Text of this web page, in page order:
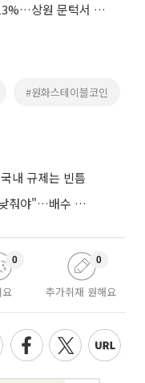
美 클래리티 법안 연내 통과 가능성 13%…상원 문턱서 제동
#원화스테이블코인
내 규제는 빈틈
與 "단일종목 레버리지 ETF 상품성 낮춰야"…배수 조정안도 거론
0
추가취재 원해요
0